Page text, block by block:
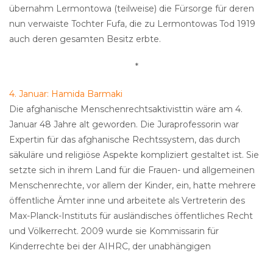
übernahm Lermontowa (teilweise) die Fürsorge für deren
nun verwaiste Tochter Fufa, die zu Lermontowas Tod 1919
auch deren gesamten Besitz erbte.
*
4. Januar: Hamida Barmaki
Die afghanische Menschenrechtsaktivisttin wäre am 4.
Januar 48 Jahre alt geworden. Die Juraprofessorin war
Expertin für das afghanische Rechtssystem, das durch
säkuläre und religiöse Aspekte kompliziert gestaltet ist. Sie
setzte sich in ihrem Land für die Frauen- und allgemeinen
Menschenrechte, vor allem der Kinder, ein, hatte mehrere
öffentliche Ämter inne und arbeitete als Vertreterin des
Max-Planck-Instituts für ausländisches öffentliches Recht
und Völkerrecht. 2009 wurde sie Kommissarin für
Kinderrechte bei der AIHRC, der unabhängigen